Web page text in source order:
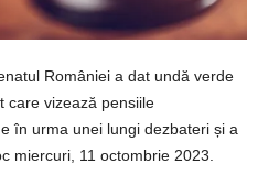
României a dat undă verde
care vizează pensiile
în urma unei lungi dezbateri și a
miercuri, 11 octombrie 2023.